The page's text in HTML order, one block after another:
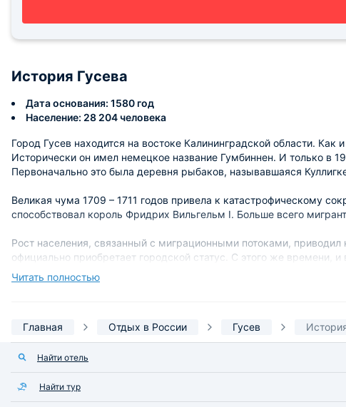
История Гусева
Дата основания: 1580 год
Население: 28 204 человека
Город Гусев находится на востоке Калининградской области.
Исторически он имел немецкое название Гумбиннен. И только в
Первоначально это была деревня рыбаков, называвшаяся
Великая чума 1709 – 1711 годов привела к катастрофическому
способствовал король Фридрих Вильгельм I. Больше всего
Рост населения, связанный с миграционными потоками, приводил
официально приобретает городской статус. С этого же времени,
Через сто лет со дня придания Гумбиннену статуса города в его
В период с 1758 по 1762 Гумбинен находился в подчинении
Наиболее быстрое развитие города отмечалось в 19 и первой
построен и введён в эксплуатацию газовый завод, построена
канализация, реализован проект городского парка и так далее.
Читать полностью
Главная Отдых в России Гусев
Найти отель
Найти тур